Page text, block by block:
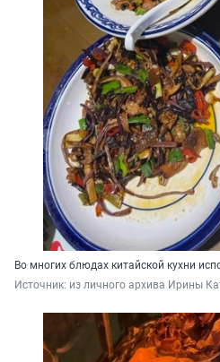
Во многих блюдах китайской кухни
Источник: из личного архива Ирины